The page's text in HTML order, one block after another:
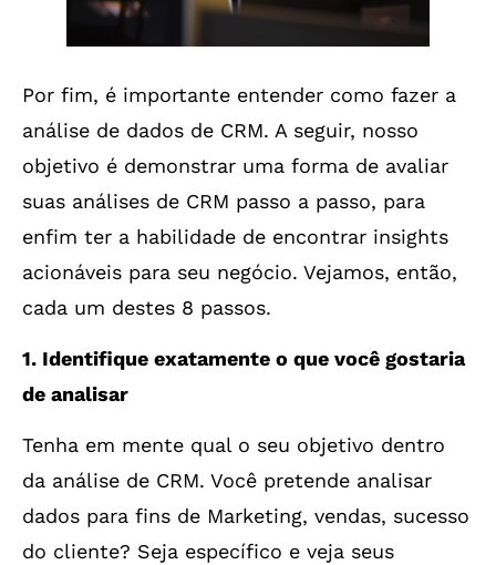
Por fim, é importante entender como fazer a
análise de dados de CRM. A seguir, nosso
objetivo é demonstrar uma forma de avaliar
suas análises de CRM passo a passo, para
enfim ter a habilidade de encontrar insights
acionáveis para seu negócio. Vejamos, então,
cada um destes 8 passos.
1. Identifique exatamente o que você gostaria
de analisar
Tenha em mente qual o seu objetivo dentro
da análise de CRM. Você pretende analisar
dados para fins de Marketing, vendas, sucesso
do cliente? Seja específico e veja seus